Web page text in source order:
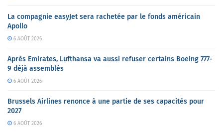
La compagnie easyJet sera rachetée par le fonds américain
Apollo
6 AOÛT 2026
Après Emirates, Lufthansa va aussi refuser certains Boeing 777-
9 déjà assemblés
6 AOÛT 2026
Brussels Airlines renonce à une partie de ses capacités pour
2027
6 AOÛT 2026